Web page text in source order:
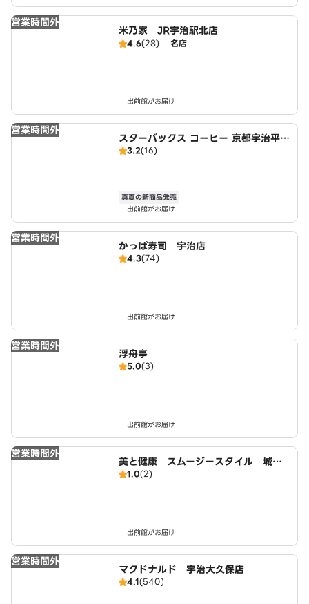
営業時間外
米乃家 JR宇治駅北店
4.6(28) 名店
出前館がお届け
営業時間外
スターバックス コーヒー 京都宇治平等
院表参道店
3.2(16)
真夏の新商品発売
出前館がお届け
営業時間外
かっぱ寿司 宇治店
4.3(74)
出前館がお届け
営業時間外
浮舟亭
5.0(3)
出前館がお届け
営業時間外
美と健康 スムージースタイル 城陽
店1.0(2)
出前館がお届け
営業時間外
マクドナルド 宇治大久保店
4.1(540)